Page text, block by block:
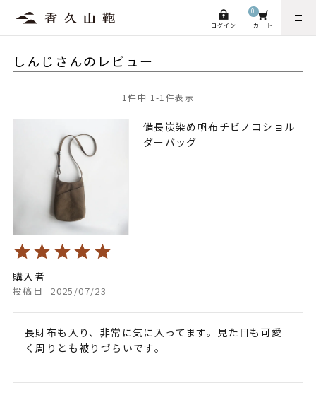
ログイン カート
0
しんじさんのレビュー
1件中 1 -1 件表示
備長炭染め帆布チビノコショル
ダーバッグ
購入者
投稿日 2025/07/23
長財布も入り、非常に気に入ってます。見た目も可愛
く周りとも被りづらいです。